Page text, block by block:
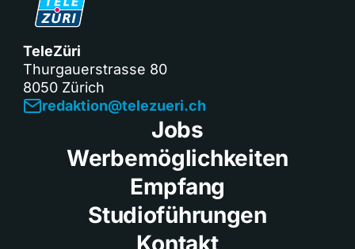
TeleZüri
Thurgauerstrasse 80
8050 Zürich
redaktion@telezueri.ch
Jobs
Werbemöglichkeiten
Empfang
Studioführungen
Kontakt